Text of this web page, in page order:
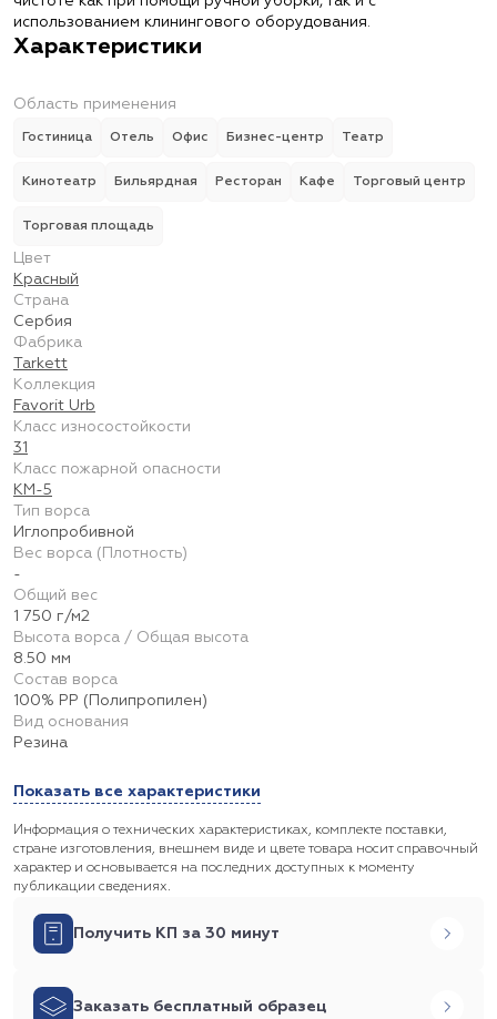
использованием клинингового оборудования.
Характеристики
Область применения
Гостиница Отель Офис Бизнес-центр Театр
Кинотеатр Бильярдная Ресторан Кафе Торговый центр
Торговая площадь
Цвет
Красный
Страна
Сербия
Фабрика
Tarkett
Коллекция
Favorit Urb
Класс износостойкости
31
Класс пожарной опасности
КМ-5
Тип ворса
Иглопробивной
Вес ворса (Плотность)
-
Общий вес
1 750 г/м2
Высота ворса / Общая высота
8.50 мм
Состав ворса
100% PP (Полипропилен)
Вид основания
Резина
Показать все характеристики
Информация о технических характеристиках, комплекте поставки,
стране изготовления, внешнем виде и цвете товара носит справочный
характер и основывается на последних доступных к моменту
публикации сведениях.
Получить КП за 30 минут
Заказать бесплатный образец